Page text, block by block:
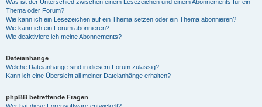
Was ist der Unterschied zwischen einem Lesezeichen und einem Abonnements für ein
Thema oder Forum?
Wie kann ich ein Lesezeichen auf ein Thema setzen oder ein Thema abonnieren?
Wie kann ich ein Forum abonnieren?
Wie deaktiviere ich meine Abonnements?
Dateianhänge
Welche Dateianhänge sind in diesem Forum zulässig?
Kann ich eine Übersicht all meiner Dateianhänge erhalten?
phpBB betreffende Fragen